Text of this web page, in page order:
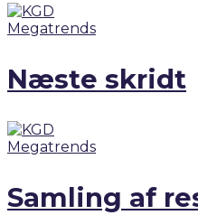
Megatrends
Næste skridt
Megatrends
Samling af